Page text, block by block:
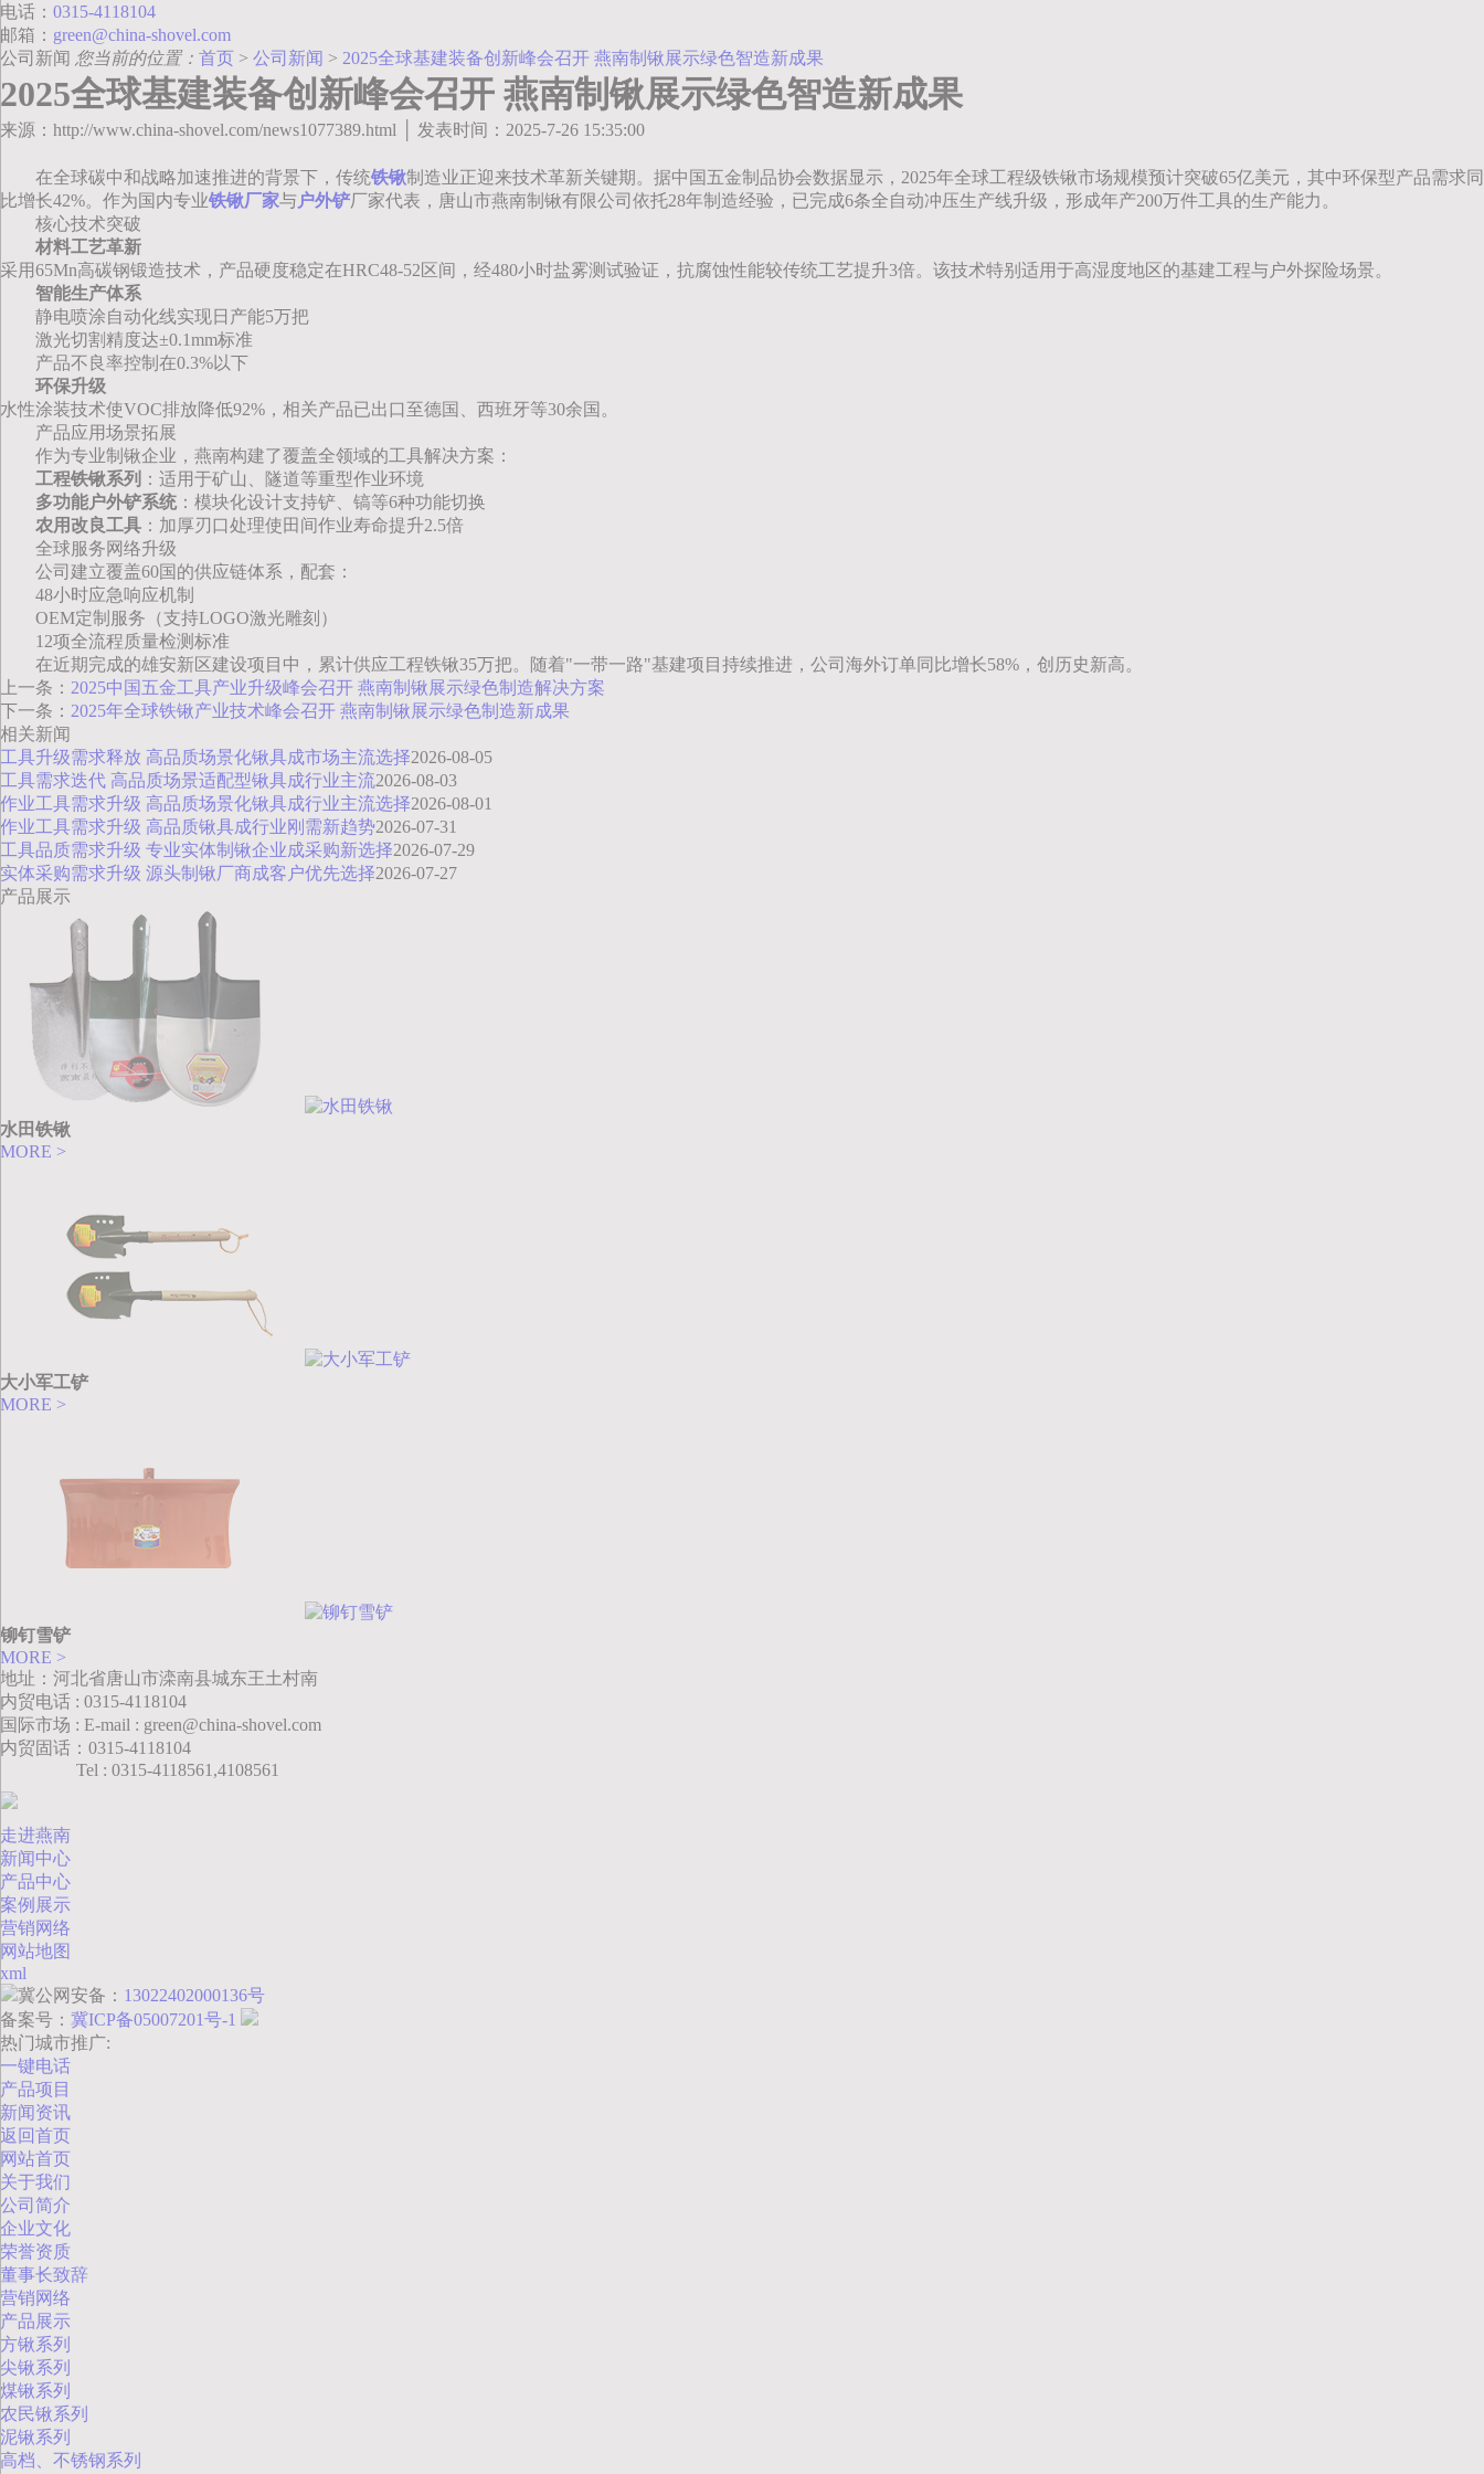
电话： 0315-4118104
邮箱： green@china-shovel.com
公司新闻 您当前的位置： 首页 > 公司新闻 > 2025全球基建装备创新峰会召开 燕南制锹展示绿色智造新成果
2025全球基建装备创新峰会召开 燕南制锹展示绿色智造新成果
来源：http://www.china-shovel.com/news1077389.html │ 发表时间：2025-7-26 15:35:00
在全球碳中和战略加速推进的背景下，传统铁锹制造业正迎来技术革新关键期。据中国五金制品协会数据显示，2025年全球工程级铁锹市场规模预计突破65亿美元，其中环保型产品需求同
比增长42%。作为国内专业铁锹厂家与 户外铲厂家代表，唐山市燕南制锹有限公司依托28年制造经验，已完成6条全自动冲压生产线升级，形成年产200万件工具的生产能力。
核心技术突破
材料工艺革新
采用65Mn高碳钢锻造技术，产品硬度稳定在HRC48-52区间，经480小时盐雾测试验证，抗腐蚀性能较传统工艺提升3倍。该技术特别适用于高湿度地区的基建工程与户外探险场景。
智能生产体系
静电喷涂自动化线实现日产能5万把
激光切割精度达±0.1mm标准
产品不良率控制在0.3%以下
环保升级
水性涂装技术使VOC排放降低92%，相关产品已出口至德国、西班牙等30余国。
产品应用场景拓展
作为专业制锹企业，燕南构建了覆盖全领域的工具解决方案：
工程铁锹系列 ：适用于矿山、隧道等重型作业环境
多功能户外铲系统：模块化设计支持铲、镐等6种功能切换
农用改良工具 ：加厚刃口处理使田间作业寿命提升2.5倍
全球服务网络升级
公司建立覆盖60国的供应链体系，配套：
48小时应急响应机制
OEM定制服务（支持LOGO激光雕刻）
12项全流程质量检测标准
在近期完成的雄安新区建设项目中，累计供应工程铁锹35万把。随着"一带一路"基建项目持续推进，公司海外订单同比增长58%，创历史新高。
上一条： 2025中国五金工具产业升级峰会召开 燕南制锹展示绿色制造解决方案
下一条： 2025年全球铁锹产业技术峰会召开 燕南制锹展示绿色制造新成果
相关新闻
工具升级需求释放 高品质场景化锹具成市场主流选择2026-08-05
工具需求迭代 高品质场景适配型锹具成行业主流2026-08-03
作业工具需求升级 高品质场景化锹具成行业主流选择2026-08-01
作业工具需求升级 高品质锹具成行业刚需新趋势2026-07-31
工具品质需求升级 专业实体制锹企业成采购新选择2026-07-29
实体采购需求升级 源头制锹厂商成客户优先选择2026-07-27
产品展示
水田铁锹
MORE >
大小军工铲
MORE >
铆钉雪铲
MORE >
地址：河北省唐山市滦南县城东王土村南
内贸电话 : 0315-4118104
国际市场 : E-mail : green@china-shovel.com
内贸固话：0315-4118104
Tel : 0315-4118561,4108561
走进燕南
新闻中心
产品中心
案例展示
营销网络
网站地图
xml
冀公网安备： 13022402000136号
备案号： 冀ICP备05007201号-1
热门城市推广:
一键电话
产品项目
新闻资讯
返回首页
网站首页
关于我们
公司简介
企业文化
荣誉资质
董事长致辞
营销网络
产品展示
方锹系列
尖锹系列
煤锹系列
农民锹系列
泥锹系列
高档、不锈钢系列